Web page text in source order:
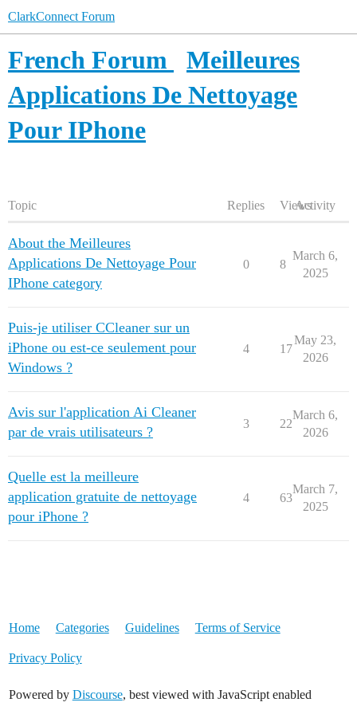
ClarkConnect Forum
French Forum
Meilleures
Applications De Nettoyage
Pour IPhone
Topic Replies ViewsActivity
About the Meilleures
Applications De Nettoyage Pour
IPhone category
0 8
March 6,
2025
Puis-je utiliser CCleaner sur un
iPhone ou est-ce seulement pour
Windows ?
4 17
May 23,
2026
Avis sur l'application Ai Cleaner
par de vrais utilisateurs ?
3 22
March 6,
2026
Quelle est la meilleure
application gratuite de nettoyage
pour iPhone ?
4 63
March 7,
2025
Home Categories Guidelines Terms of Service
Privacy Policy
Powered by Discourse, best viewed with JavaScript enabled